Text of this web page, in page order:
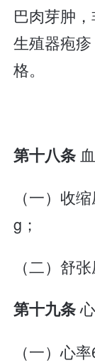
巴肉芽肿
生殖器疱
格。
第十八条
（一）收
g；
（二）舒
第十九条
（一）心